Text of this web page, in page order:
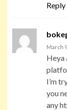
Reply
March
Heya
I’m
you
any